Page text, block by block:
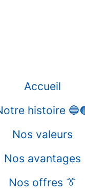
Accueil
histoire
Nos valeurs
Nos avantages
Nos offres 👔